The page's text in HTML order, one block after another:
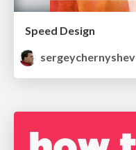
Speed Design
sergeychernyshev